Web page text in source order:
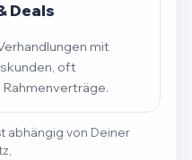
Deals
mit
oft
abhängig von Deiner